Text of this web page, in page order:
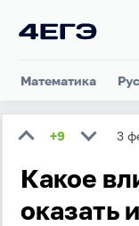
Математика
+9 3
Какое
оказать